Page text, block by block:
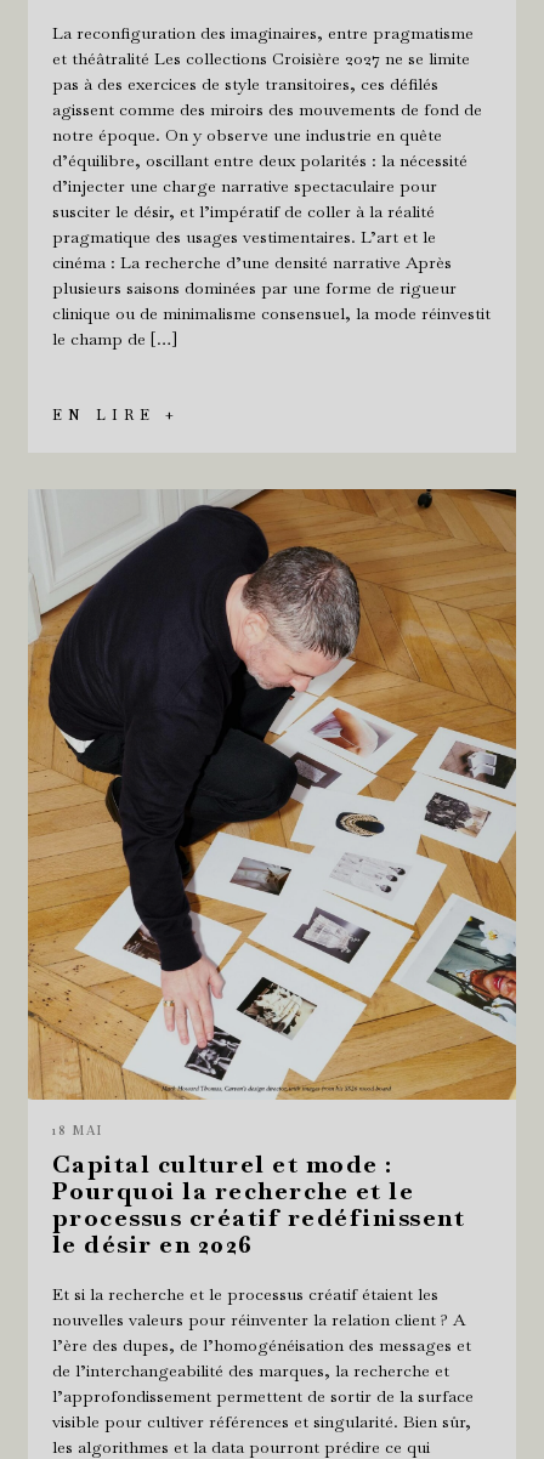
La reconfiguration des imaginaires, entre pragmatisme
et théâtralité Les collections Croisière 2027 ne se limite
pas à des exercices de style transitoires, ces défilés
agissent comme des miroirs des mouvements de fond de
notre époque. On y observe une industrie en quête
d’équilibre, oscillant entre deux polarités : la nécessité
d’injecter une charge narrative spectaculaire pour
susciter le désir, et l’impératif de coller à la réalité
pragmatique des usages vestimentaires. L’art et le
cinéma : La recherche d’une densité narrative Après
plusieurs saisons dominées par une forme de rigueur
clinique ou de minimalisme consensuel, la mode réinvestit
le champ de […]
EN LIRE +
18 MAI
Capital culturel et mode :
Pourquoi la recherche et le
processus créatif redéfinissent
le désir en 2026
Et si la recherche et le processus créatif étaient les
nouvelles valeurs pour réinventer la relation client ? A
l’ère des dupes, de l’homogénéisation des messages et
de l’interchangeabilité des marques, la recherche et
l’approfondissement permettent de sortir de la surface
visible pour cultiver références et singularité. Bien sûr,
les algorithmes et la data pourront prédire ce qui